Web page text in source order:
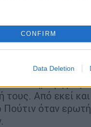
CONFIRM
Data Deletion
θα ήταν
την ένταξή της
για
ένα δημοψήφισμα
τους. Από εκεί
όταν